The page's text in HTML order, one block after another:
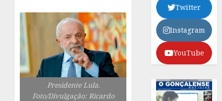
Presidente Lula.
Foto/Divulgação: Ricardo
Twitter
Instagram
YouTube